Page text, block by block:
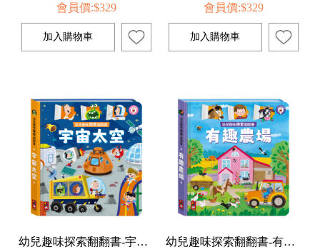
會員價:$329 會員價:$329
幼兒趣味探索翻翻書-宇宙太空 幼兒趣味探索翻翻書-有趣農場